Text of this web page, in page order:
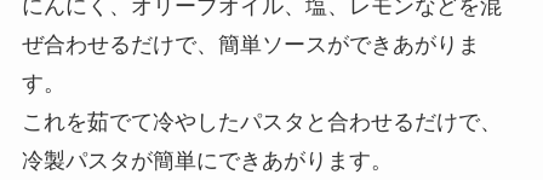
にんにく、オリーブオイル、塩、レモンなどを混
ぜ合わせるだけで、簡単ソースができあがりま
す。
これを茹でて冷やしたパスタと合わせるだけで、
冷製パスタが簡単にできあがります。